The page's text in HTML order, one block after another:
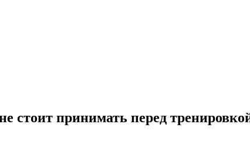
стоит принимать перед